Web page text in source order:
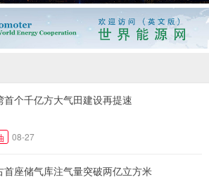
首个千亿方大气田建设再提速
08-27
首座储气库注气量突破两亿立方米